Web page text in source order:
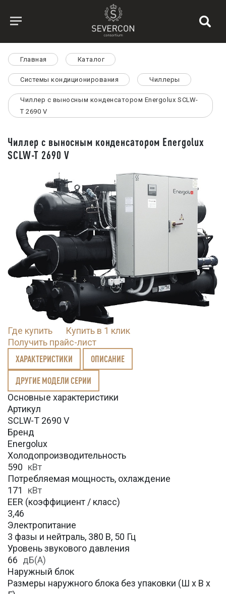
Главная Каталог
Системы кондиционирования Чиллеры
Чиллер с выносным конденсатором Energolux SCLW-
T 2690 V
Чиллер с выносным конденсатором Energolux
SCLW-T 2690 V
Где купить
Купить в 1 клик
Получить прайс-лист
ХАРАКТЕРИСТИКИ ОПИСАНИЕ
ДРУГИЕ МОДЕЛИ СЕРИИ
Основные характеристики
Артикул
SCLW-T 2690 V
Бренд
Energolux
Холодопроизводительность
590 кВт
Потребляемая мощность, охлаждение
171
кВт
EER (коэффициент / класс)
3,46
Электропитание
3 фазы и нейтраль, 380 В, 50 Гц
Уровень звукового давления
66 дБ(А)
Наружный блок
Размеры наружного блока без упаковки (Ш х В х